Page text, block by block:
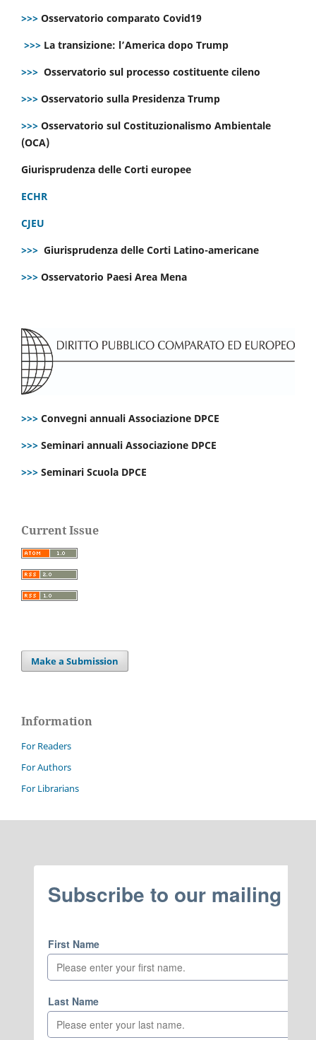
>>> Osservatorio comparato Covid19
>>> La transizione: l’America dopo Trump
>>> Osservatorio sul processo costituente cileno
>>> Osservatorio sulla Presidenza Trump
>>> Osservatorio sul Costituzionalismo Ambientale
(OCA)
Giurisprudenza delle Corti europee
ECHR
CJEU
>>> Giurisprudenza delle Corti Latino-americane
>>> Osservatorio Paesi Area Mena
>>> Convegni annuali Associazione DPCE
>>> Seminari annuali Associazione DPCE
>>> Seminari Scuola DPCE
Current Issue
Make a Submission
Information
For Readers
For Authors
For Librarians